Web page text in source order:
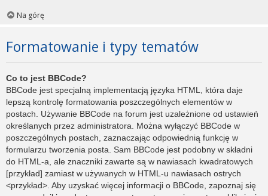
Na górę
Formatowanie i typy tematów
Co to jest BBCode?
BBCode jest specjalną implementacją języka HTML, która daje
lepszą kontrolę formatowania poszczególnych elementów w
postach. Używanie BBCode na forum jest uzależnione od ustawień
określanych przez administratora. Można wyłączyć BBCode w
poszczególnych postach, zaznaczając odpowiednią funkcję w
formularzu tworzenia posta. Sam BBCode jest podobny w składni
do HTML-a, ale znaczniki zawarte są w nawiasach kwadratowych
[przykład] zamiast w używanych w HTML-u nawiasach ostrych
<przykład>. Aby uzyskać więcej informacji o BBCode, zapoznaj się